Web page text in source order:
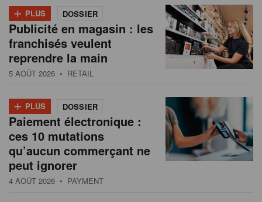
+ PLUS DOSSIER
Publicité en magasin : les
franchisés veulent
reprendre la main
5 AOÛT 2026 • RETAIL
+ PLUS DOSSIER
Paiement électronique :
ces 10 mutations
qu’aucun commerçant ne
peut ignorer
4 AOÛT 2026 • PAYMENT